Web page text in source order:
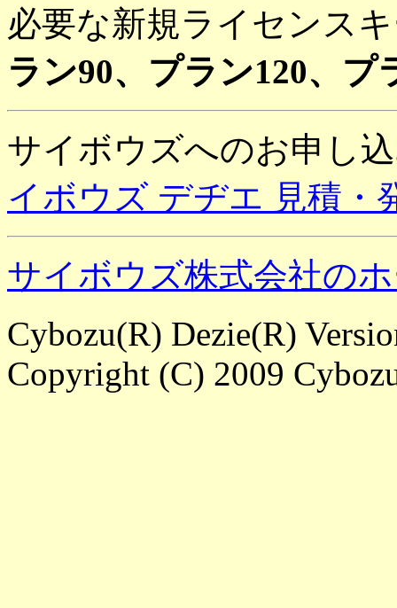
必要な新規ライセンス
ラン90、プラン120、
サイボウズへのお申し
イボウズ デヂエ 見積・
サイボウズ株式会社の
Cybozu(R) Dezie(R)
Copyright (C) 2009